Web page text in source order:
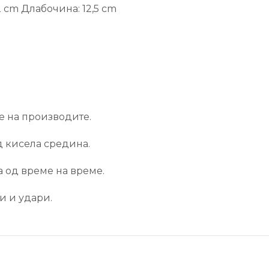
Длабочина: 12,5 cm
на производите.
кисела средина.
од време на време.
и удари.